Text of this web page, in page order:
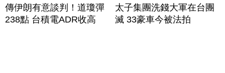
傳伊朗有意談判！道瓊彈
238點 台積電ADR收高
太子集團洗錢大軍在台團
滅 33豪車今被法拍